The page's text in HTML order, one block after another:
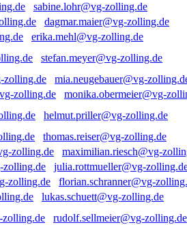
sabine.lohr@vg-zolling.de
dagmar.maier@vg-zolling.de
erika.mehl@vg-zolling.de
stefan.meyer@vg-zolling.de
mia.neugebauer@vg-
monika.obermeier@vg-
helmut.priller@vg-zolling.de
thomas.reiser@vg-zolling.de
maximilian.riesch@vg-
julia.rottmueller@vg-
florian.schranner@vg-
lukas.schuett@vg-zolling.de
rudolf.sellmeier@vg-zolling.de